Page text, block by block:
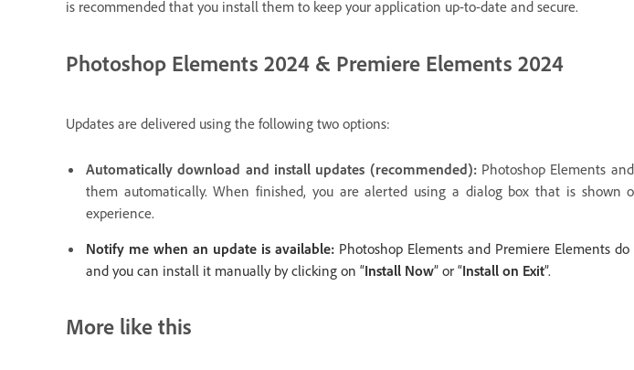
is recommended that you install them to keep your application up-to-date and secure.
Photoshop Elements 2024 & Premiere Elements 2024
Updates are delivered using the following two options:
Automatically download and install updates (recommended):Photoshop Elements
them automatically. When finished, you are alerted using a dialog box that is
experience.
Notify me when an update is available: Photoshop Elements and Premiere Elements
and you can install it manually by clicking on “Install Now” or “Install on Exit”.
More like this